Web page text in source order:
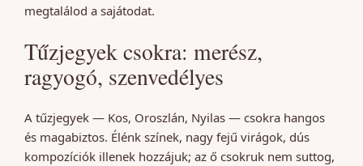
megtalálod a sajátodat.
Tűzjegyek csokra: merész,
ragyogó, szenvedélyes
A tűzjegyek — Kos, Oroszlán, Nyilas — csokra hangos
és magabiztos. Élénk színek, nagy fejű virágok, dús
kompozíciók illenek hozzájuk; az ő csokruk nem suttog,